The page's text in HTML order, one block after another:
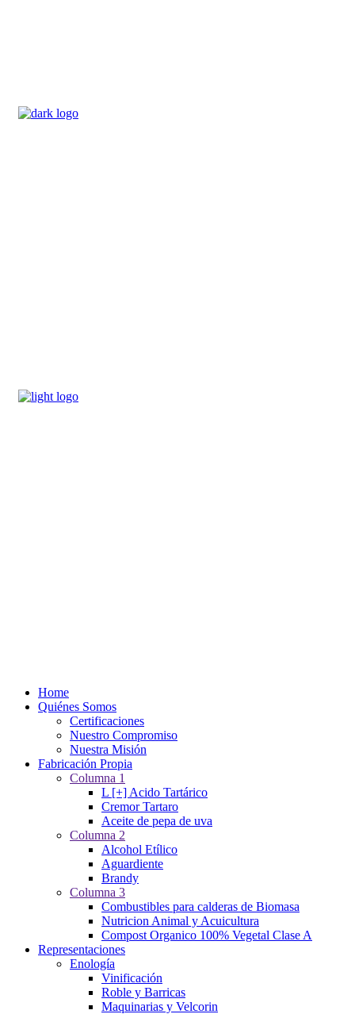
Home
Quiénes Somos
Certificaciones
Nuestro Compromiso
Nuestra Misión
Fabricación Propia
Columna 1
L [+] Acido Tartárico
Cremor Tartaro
Aceite de pepa de uva
Columna 2
Alcohol Etílico
Aguardiente
Brandy
Columna 3
Combustibles para calderas de Biomasa
Nutricion Animal y Acuicultura
Compost Organico 100% Vegetal Clase A
Representaciones
Enología
Vinificación
Roble y Barricas
Maquinarias y Velcorin